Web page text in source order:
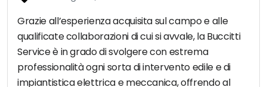
Grazie all’esperienza acquisita sul campo e alle
qualificate collaborazioni di cui si avvale, la Buccitti
Service è in grado di svolgere con estrema
professionalità ogni sorta di intervento edile e di
impiantistica elettrica e meccanica, offrendo al